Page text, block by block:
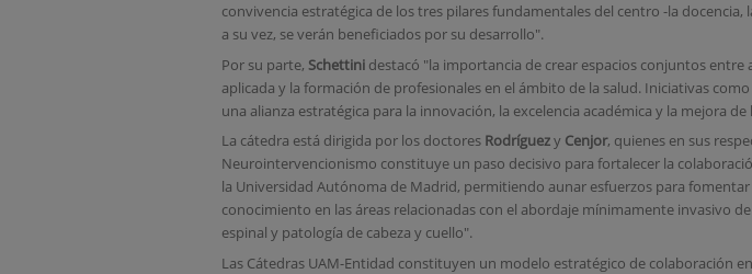
convivencia estratégica de los tres pilares fundamentales del centro -la
a su vez, se verán beneficiados por su desarrollo".
Por su parte, Schettini destacó "la importancia de crear espacios conjuntos
aplicada y la formación de profesionales en el ámbito de la salud. Iniciativas
una alianza estratégica para la innovación, la excelencia académica y la mejora
La cátedra está dirigida por los doctores Rodríguezy Cenjor, quienes en sus
Neurointervencionismo constituye un paso decisivo para fortalecer la
la Universidad Autónoma de Madrid, permitiendo aunar esfuerzos para
conocimiento en las áreas relacionadas con el abordaje mínimamente invasivo
espinal y patología de cabeza y cuello".
Las Cátedras UAM-Entidad constituyen un modelo estratégico de colaboración